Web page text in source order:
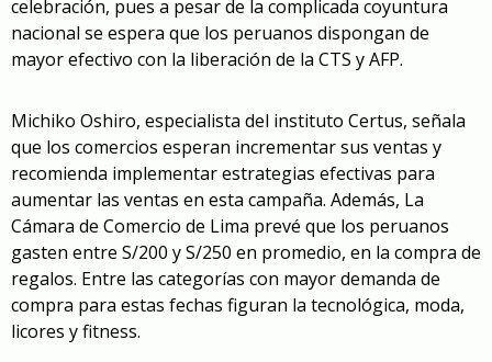
celebración, pues a pesar de la complicada coyuntura
nacional se espera que los peruanos dispongan de
mayor efectivo con la liberación de la CTS y AFP.
Michiko Oshiro, especialista del instituto Certus, señala
que los comercios esperan incrementar sus ventas y
recomienda implementar estrategias efectivas para
aumentar las ventas en esta campaña. Además, La
Cámara de Comercio de Lima prevé que los peruanos
gasten entre S/200 y S/250 en promedio, en la compra de
regalos. Entre las categorías con mayor demanda de
compra para estas fechas figuran la tecnológica, moda,
licores y fitness.